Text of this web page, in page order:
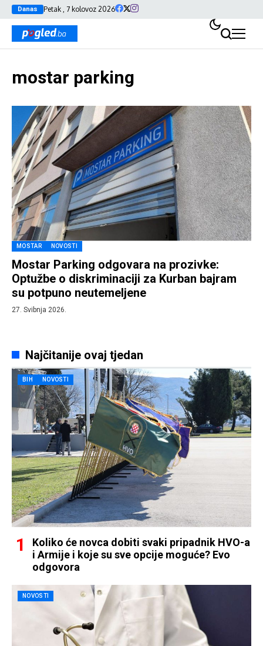
Danas Petak , 7 kolovoz 2026
mostar parking
MOSTAR NOVOSTI
Mostar Parking odgovara na prozivke:
Optužbe o diskriminaciji za Kurban bajram
su potpuno neutemeljene
27. Svibnja 2026.
Najčitanije ovaj tjedan
BIH NOVOSTI
Koliko će novca dobiti svaki pripadnik HVO-a
i Armije i koje su sve opcije moguće? Evo
odgovora
NOVOSTI